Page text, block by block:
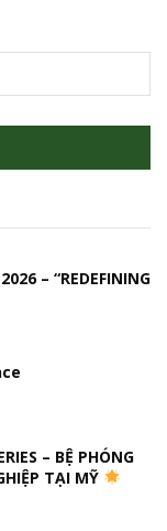
– “REDEFINING
– BỆ PHÓNG
TẠI MỸ